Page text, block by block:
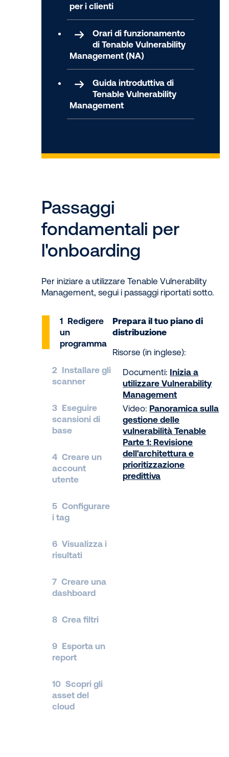
per i clienti
Orari di funzionamento
di Tenable Vulnerability
Management (NA)
Guida introduttiva di
Tenable Vulnerability
Management
Passaggi
fondamentali per
l'onboarding
Per iniziare a utilizzare Tenable Vulnerability
Management, segui i passaggi riportati sotto.
1 Redigere
un
programma
2 Installare gli
scanner
3 Eseguire
scansioni di
base
4 Creare un
account
utente
5 Configurare
i tag
6 Visualizza i
risultati
7 Creare una
dashboard
8 Crea filtri
9 Esporta un
report
10 Scopri gli
asset del
cloud
Prepara il tuo piano di
distribuzione
Risorse (in inglese):
Documenti: Inizia a
utilizzare Vulnerability
Management
Video: Panoramica sulla
gestione delle
vulnerabilità Tenable
Parte 1: Revisione
dell'architettura e
prioritizzazione
predittiva